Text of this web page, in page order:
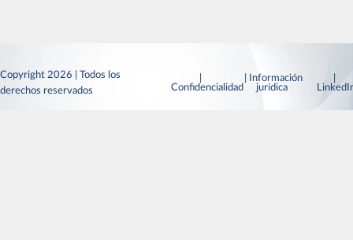
Copyright 2026 | Todos los
derechos reservados
Confidencialidad
| Información
jurídica